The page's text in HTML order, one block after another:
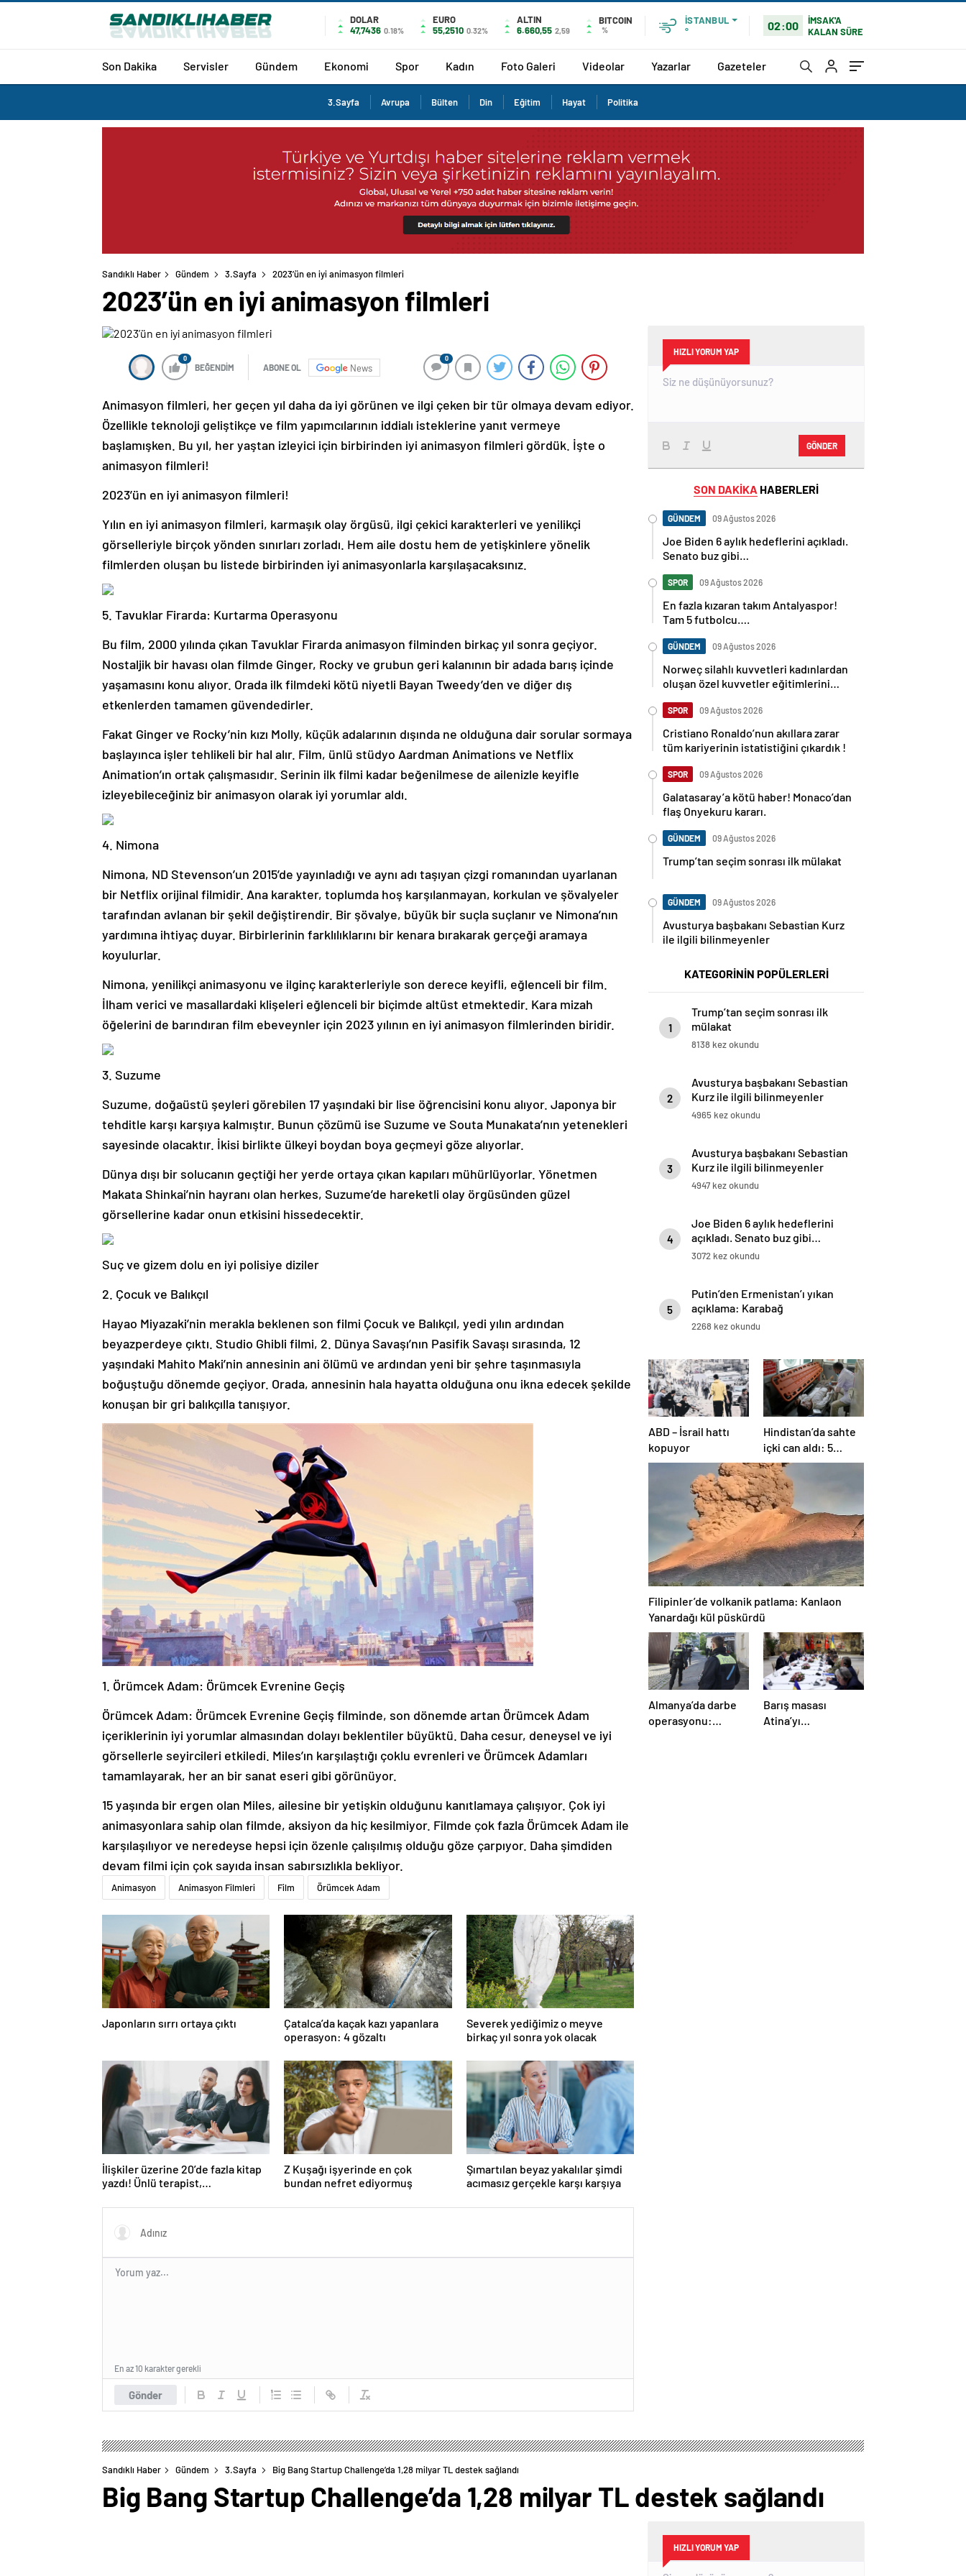
DOLAR
47,7436 0.18%
EURO
55,2510 0.32%
ALTIN
6.660,55 2,59
BITCOIN
%
İSTANBUL
°
02:00
İMSAK'A
KALAN SÜRE
Son Dakika Servisler Gündem Ekonomi Spor Kadın Foto Galeri Videolar Yazarlar Gazeteler
3.Sayfa Avrupa Bülten Din Eğitim Hayat Politika
Sandıklı Haber Gündem 3.Sayfa 2023’ün en iyi animasyon filmleri
2023’ün en iyi animasyon filmleri
0
BEĞENDİM ABONE OL News
0
Animasyon filmleri, her geçen yıl daha da iyi görünen ve ilgi çeken bir tür olmaya devam ediyor.
Özellikle teknoloji geliştikçe ve film yapımcılarının iddialı isteklerine yanıt vermeye
başlamışken. Bu yıl, her yaştan izleyici için birbirinden iyi animasyon filmleri gördük. İşte o
animasyon filmleri!
2023’ün en iyi animasyon filmleri!
Yılın en iyi animasyon filmleri, karmaşık olay örgüsü, ilgi çekici karakterleri ve yenilikçi
görselleriyle birçok yönden sınırları zorladı. Hem aile dostu hem de yetişkinlere yönelik
filmlerden oluşan bu listede birbirinden iyi animasyonlarla karşılaşacaksınız.
5. Tavuklar Firarda: Kurtarma Operasyonu
Bu film, 2000 yılında çıkan Tavuklar Firarda animasyon filminden birkaç yıl sonra geçiyor.
Nostaljik bir havası olan filmde Ginger, Rocky ve grubun geri kalanının bir adada barış içinde
yaşamasını konu alıyor. Orada ilk filmdeki kötü niyetli Bayan Tweedy’den ve diğer dış
etkenlerden tamamen güvendedirler.
Fakat Ginger ve Rocky’nin kızı Molly, küçük adalarının dışında ne olduğuna dair sorular sormaya
başlayınca işler tehlikeli bir hal alır. Film, ünlü stüdyo Aardman Animations ve Netflix
Animation’ın ortak çalışmasıdır. Serinin ilk filmi kadar beğenilmese de ailenizle keyifle
izleyebileceğiniz bir animasyon olarak iyi yorumlar aldı.
4. Nimona
Nimona, ND Stevenson’un 2015’de yayınladığı ve aynı adı taşıyan çizgi romanından uyarlanan
bir Netflix orijinal filmidir. Ana karakter, toplumda hoş karşılanmayan, korkulan ve şövalyeler
tarafından avlanan bir şekil değiştirendir. Bir şövalye, büyük bir suçla suçlanır ve Nimona’nın
yardımına ihtiyaç duyar. Birbirlerinin farklılıklarını bir kenara bırakarak gerçeği aramaya
koyulurlar.
Nimona, yenilikçi animasyonu ve ilginç karakterleriyle son derece keyifli, eğlenceli bir film.
İlham verici ve masallardaki klişeleri eğlenceli bir biçimde altüst etmektedir. Kara mizah
öğelerini de barındıran film ebeveynler için 2023 yılının en iyi animasyon filmlerinden biridir.
3. Suzume
Suzume, doğaüstü şeyleri görebilen 17 yaşındaki bir lise öğrencisini konu alıyor. Japonya bir
tehditle karşı karşıya kalmıştır. Bunun çözümü ise Suzume ve Souta Munakata’nın yetenekleri
sayesinde olacaktır. İkisi birlikte ülkeyi boydan boya geçmeyi göze alıyorlar.
Dünya dışı bir solucanın geçtiği her yerde ortaya çıkan kapıları mühürlüyorlar. Yönetmen
Makata Shinkai’nin hayranı olan herkes, Suzume’de hareketli olay örgüsünden güzel
görsellerine kadar onun etkisini hissedecektir.
Suç ve gizem dolu en iyi polisiye diziler
2. Çocuk ve Balıkçıl
Hayao Miyazaki’nin merakla beklenen son filmi Çocuk ve Balıkçıl, yedi yılın ardından
beyazperdeye çıktı. Studio Ghibli filmi, 2. Dünya Savaşı’nın Pasifik Savaşı sırasında, 12
yaşındaki Mahito Maki’nin annesinin ani ölümü ve ardından yeni bir şehre taşınmasıyla
boğuştuğu dönemde geçiyor. Orada, annesinin hala hayatta olduğuna onu ikna edecek şekilde
konuşan bir gri balıkçılla tanışıyor.
1. Örümcek Adam: Örümcek Evrenine Geçiş
Örümcek Adam: Örümcek Evrenine Geçiş filminde, son dönemde artan Örümcek Adam
içeriklerinin iyi yorumlar almasından dolayı beklentiler büyüktü. Daha cesur, deneysel ve iyi
görsellerle seyircileri etkiledi. Miles’ın karşılaştığı çoklu evrenleri ve Örümcek Adamları
tamamlayarak, her an bir sanat eseri gibi görünüyor.
15 yaşında bir ergen olan Miles, ailesine bir yetişkin olduğunu kanıtlamaya çalışıyor. Çok iyi
animasyonlara sahip olan filmde, aksiyon da hiç kesilmiyor. Filmde çok fazla Örümcek Adam ile
karşılaşılıyor ve neredeyse hepsi için özenle çalışılmış olduğu göze çarpıyor. Daha şimdiden
devam filmi için çok sayıda insan sabırsızlıkla bekliyor.
Animasyon Animasyon Filmleri Film Örümcek Adam
Japonların sırrı ortaya çıktı
Çatalca’da kaçak kazı yapanlara
operasyon: 4 gözaltı
Severek yediğimiz o meyve
birkaç yıl sonra yok olacak
İlişkiler üzerine 20’de fazla kitap
yazdı! Ünlü terapist,
açıklıyor
Z Kuşağı işyerinde en çok
bundan nefret ediyormuş
Şımartılan beyaz yakalılar şimdi
acımasız gerçekle karşı karşıya
Gönder
En az 10 karakter gerekli
HIZLI YORUM YAP
GÖNDER
SON DAKİKA HABERLERİ
GÜNDEM 09 Ağustos 2026
Joe Biden 6 aylık hedeflerini açıkladı.
Senato buz gibi…
SPOR 09 Ağustos 2026
En fazla kızaran takım Antalyaspor!
Tam 5 futbolcu….
GÜNDEM 09 Ağustos 2026
Norweç silahlı kuvvetleri kadınlardan
oluşan özel kuvvetler eğitimlerini
SPOR 09 Ağustos 2026
Cristiano Ronaldo’nun akıllara zarar
tüm kariyerinin istatistiğini çıkardık !
SPOR 09 Ağustos 2026
Galatasaray’a kötü haber! Monaco’dan
flaş Onyekuru kararı.
GÜNDEM 09 Ağustos 2026
Trump’tan seçim sonrası ilk mülakat
GÜNDEM 09 Ağustos 2026
Avusturya başbakanı Sebastian Kurz
ile ilgili bilinmeyenler
KATEGORİNİN POPÜLERLERİ
1
Trump’tan seçim sonrası ilk
mülakat
8138 kez okundu
2
Avusturya başbakanı Sebastian
Kurz ile ilgili bilinmeyenler
4965 kez okundu
3
Avusturya başbakanı Sebastian
Kurz ile ilgili bilinmeyenler
4947 kez okundu
4
Joe Biden 6 aylık hedeflerini
açıkladı. Senato buz gibi…
3072 kez okundu
5
Putin’den Ermenistan’ı yıkan
açıklama: Karabağ
Azerbaycan’ın ayrılmaz bir
2268 kez okundu
ABD – İsrail hattı
kopuyor
Hindistan’da sahte
içki can aldı: 5
köyde alarm verildi
Filipinler’de volkanik patlama: Kanlaon
Yanardağı kül püskürdü
Almanya’da darbe
operasyonu:
Barış masası
Atina’yı
Sandıklı Haber Gündem 3.Sayfa Big Bang Startup Challenge’da 1,28 milyar TL destek sağlandı
Big Bang Startup Challenge’da 1,28 milyar TL destek sağlandı
HIZLI YORUM YAP